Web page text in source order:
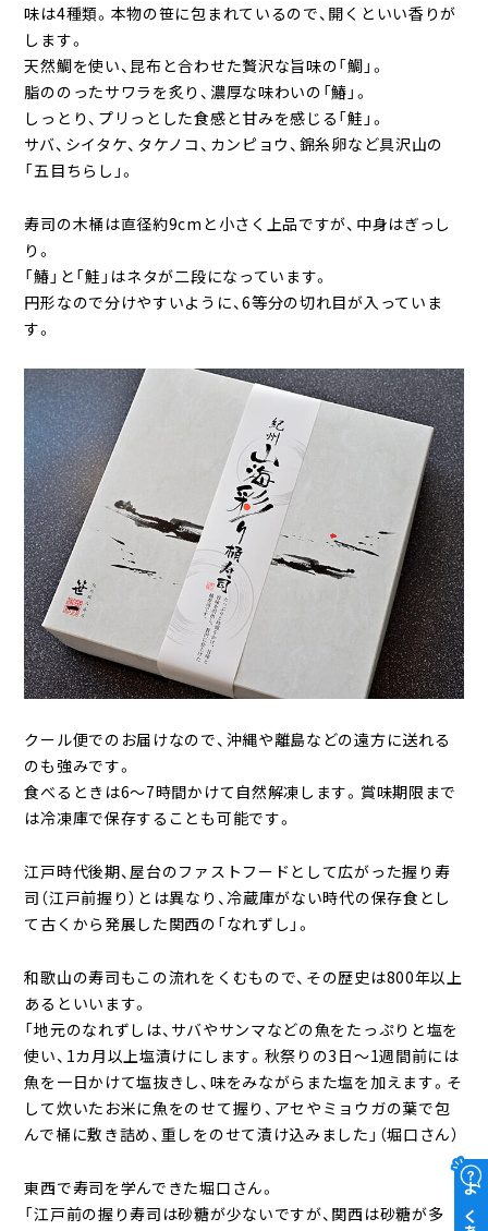
味は4種類。本物の笹に包まれているので、開くといい香りが
します。
天然鯛を使い、昆布と合わせた贅沢な旨味の「鯛」。
脂ののったサワラを炙り、濃厚な味わいの「鰆」。
しっとり、プリっとした食感と甘みを感じる「鮭」。
サバ、シイタケ、タケノコ、カンピョウ、錦糸卵など具沢山の
「五目ちらし」。
寿司の木桶は直径約9cmと小さく上品ですが、中身はぎっし
り。
「鰆」と「鮭」はネタが二段になっています。
円形なので分けやすいように、6等分の切れ目が入っていま
す。
クール便でのお届けなので、沖縄や離島などの遠方に送れる
のも強みです。
食べるときは6～7時間かけて自然解凍します。賞味期限まで
は冷凍庫で保存することも可能です。
江戸時代後期、屋台のファストフードとして広がった握り寿
司（江戸前握り）とは異なり、冷蔵庫がない時代の保存食とし
て古くから発展した関西の「なれずし」。
和歌山の寿司もこの流れをくむもので、その歴史は800年以上
あるといいます。
「地元のなれずしは、サバやサンマなどの魚をたっぷりと塩を
使い、1カ月以上塩漬けにします。秋祭りの3日～1週間前には
魚を一日かけて塩抜きし、味をみながらまた塩を加えます。そ
して炊いたお米に魚をのせて握り、アセやミョウガの葉で包
んで桶に敷き詰め、重しをのせて漬け込みました」（堀口さん）
東西で寿司を学んできた堀口さん。
「江戸前の握り寿司は砂糖が少ないですが、関西は砂糖が多